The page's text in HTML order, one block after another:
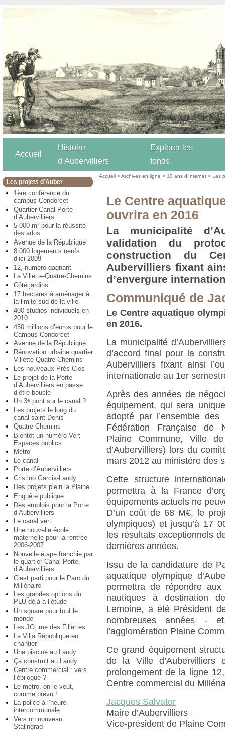
Accueil
Histoire
d’Aubervilliers
Explorer les
fonds
Les projets d’Auber
1ère conférence du
campus Condorcet
Quartier Canal Porte
d’Aubervilliers
5 000 m² pour la réussite
des ados
Avenue de la République
8 000 logements neufs
d’ici 2009
12, numéro gagnant
La Villette-Quatre-Chemins
Côté jardins
17 hectares à aménager à
la limite sud de la ville
400 studios individuels en
2010
450 millions d’euros pour le
Campus Condorcet
Avenue de la République
Rénovation urbaine quartier
Villette-Quatre-Chemins
Les nouveaux Prés Clos
Le projet de la Porte
d’Aubervilliers en passe
d’être bouclé
Un 3e pont sur le canal ?
Les projets le long du
canal saint-Denis
Quatre-Chemins
Bientôt un numéro Vert
Espaces publics
Métro
Le canal
Porte d’Aubervilliers
Cristino Garcia-Landy
Des projets plein la Plaine
Enquête publique
Des emplois pour la Porte
d’Aubervilliers
Le canal vert
Une nouvelle école
maternelle pour la rentrée
2006-2007
Nouvelle étape franchie par
le quartier Canal-Porte
d’Aubervilliers
C’est parti pour le Parc du
Millénaire
Les grandes options du
PLU déjà à l’étude
Un square pour tout le
monde
Les JO, rue des Fillettes
La Villa République en
chantier
Une piscine au Landy
Ça construit au Landy
Centre commercial : vers
l’épilogue ?
Le métro, on le veut,
comme prévu !
La police à l’heure
intercommunale
Vers un nouveau
Stalingrad
Accueil >Archives en ligne > 10 ans d’Internet >Les
Le Centre
ouvrira en 2016
La municipalité
validation du
construction du
Aubervilliers fixant
d’envergure
Communiqué de
Le Centre aquatique
en 2016.
La municipalité
d’accord final pour la
Aubervilliers fixant ainsi
internationale au 1er
Après des années de
équipement, qui sera
adopté par l’ensemble
Fédération Française de
Plaine Commune, Ville
d’Aubervilliers) lors du
mars 2012 au ministère des
Cette structure
permettra à la France
équipements actuels ne
D’un coût de 68 M€, le
olympiques) et jusqu’à 17
les résultats exceptionnels
dernières années.
Issu de la candidature de
aquatique olympique
permettra de répondre
nautiques à destination
Lemoine, a été Président
nombreuses années -
l’agglomération Plaine
Ce grand équipement
de la Ville d’Aubervilliers
prolongement de la ligne
Centre commercial du
Jacques Salvator
Maire d’Aubervilliers
Vice-président de Plaine